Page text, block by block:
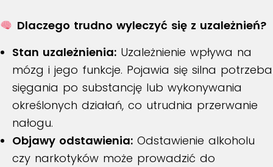
Dlaczego trudno wyleczyć się z uzależnień?
Stan uzależnienia: Uzależnienie wpływa na
mózg i jego funkcje. Pojawia się silna potrzeba
sięgania po substancję lub wykonywania
określonych działań, co utrudnia przerwanie
nałogu.
Objawy odstawienia: Odstawienie alkoholu
czy narkotyków może prowadzić do